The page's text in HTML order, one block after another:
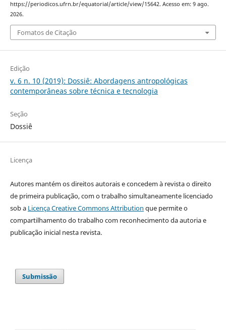
https://periodicos.ufrn.br/equatorial/article/view/15642. Acesso em: 9 ago.
2026.
Fomatos de Citação
Edição
v. 6 n. 10 (2019): Dossiê: Abordagens antropológicas
contemporâneas sobre técnica e tecnologia
Seção
Dossiê
Licença
Autores mantém os direitos autorais e concedem à revista o direito
de primeira publicação, com o trabalho simultaneamente licenciado
sob a Licença Creative Commons Attribution que permite o
compartilhamento do trabalho com reconhecimento da autoria e
publicação inicial nesta revista.
Submissão